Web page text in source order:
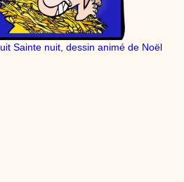
Sainte nuit, dessin animé de Noël